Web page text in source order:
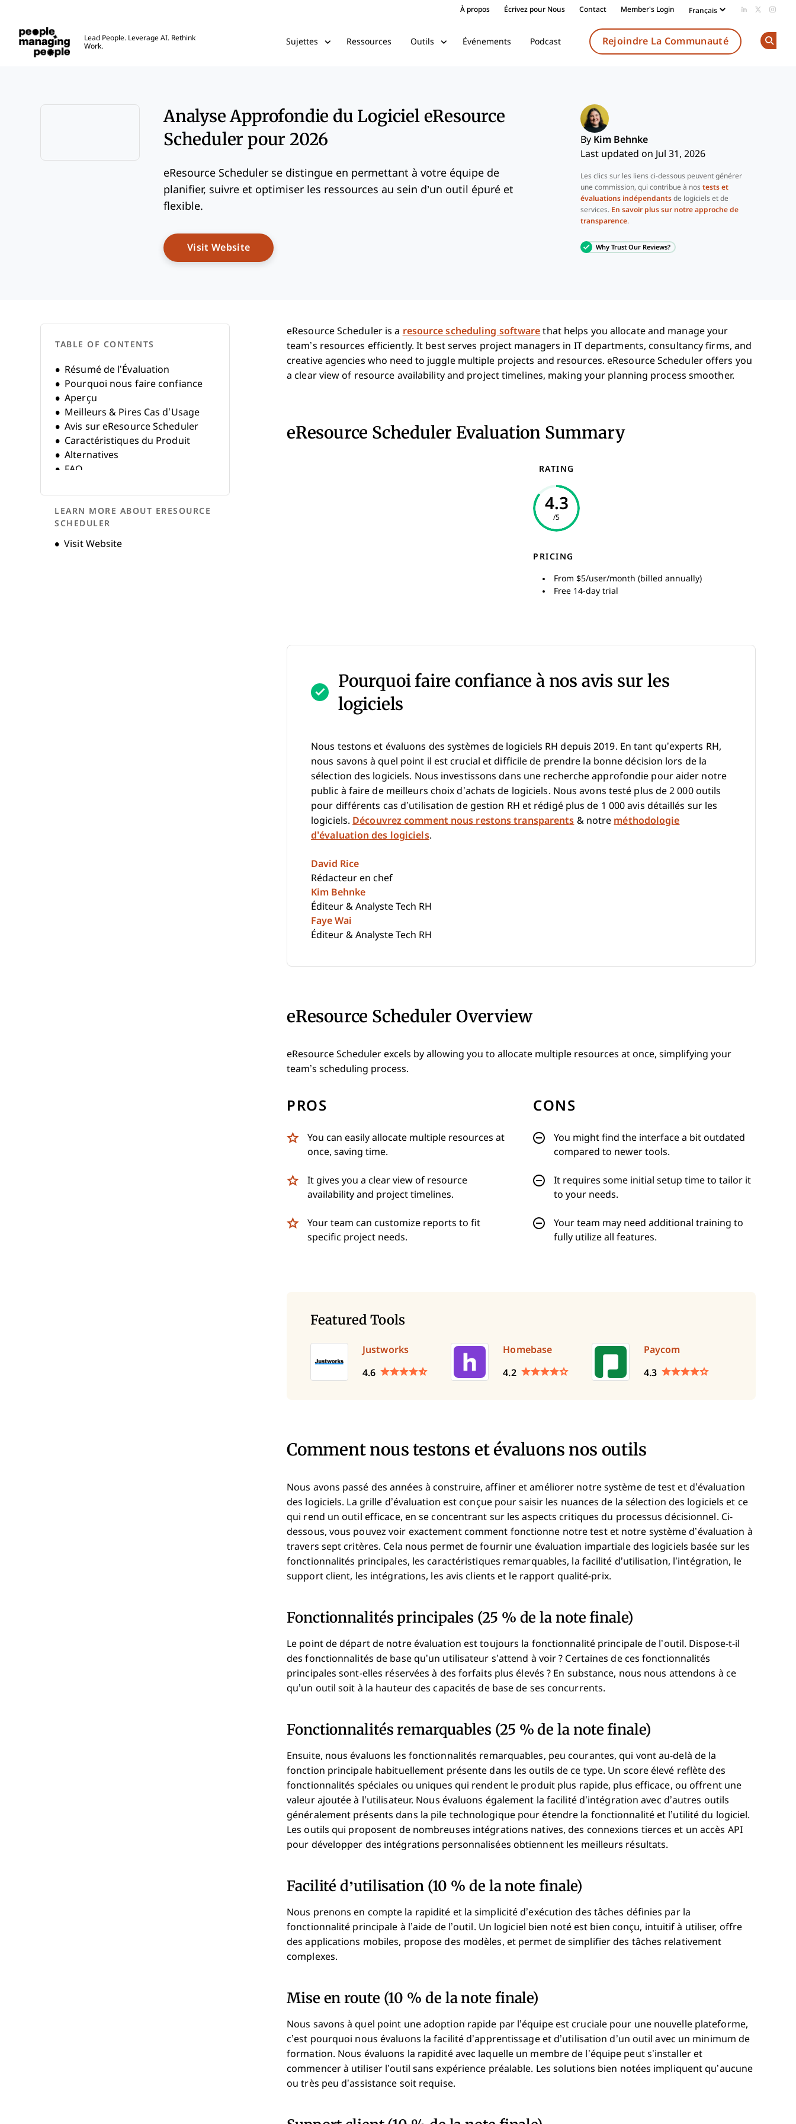
À propos Écrivez pour Nous Contact Member's Login Add us on
Follow
Lead People. Leverage AI. Rethink
Work.
Sujettes Ressources Outils Événements Podcast Rejoindre La Communauté
Analyse Approfondie du Logiciel eResource
Scheduler pour 2026
eResource Scheduler se distingue en permettant à votre équipe de
planifier, suivre et optimiser les ressources au sein d’un outil épuré et
flexible.
Visit WebsiteOpens New Window
By Kim Behnke
Last updated on Jul 31, 2026
Les clics sur les liens ci-dessous peuvent générer
une commission, qui contribue à nos tests et
évaluations indépendants de logiciels et de
services. En savoir plus sur notre approche de
transparence.
Why Trust Our Reviews?
TABLE OF CONTENTS
Résumé de l’Évaluation
Pourquoi nous faire confiance
Aperçu
Meilleurs & Pires Cas d’Usage
Avis sur eResource Scheduler
Caractéristiques du Produit
Alternatives
FAQ
LEARN MORE ABOUT ERESOURCE
SCHEDULER
Visit Website
Opens new window
eResource Scheduler is a resource scheduling software that helps you allocate and manage your
team’s resources efficiently. It best serves project managers in IT departments, consultancy firms, and
creative agencies who need to juggle multiple projects and resources. eResource Scheduler offers you
a clear view of resource availability and project timelines, making your planning process smoother.
eResource Scheduler Evaluation Summary
RATING
4.3
/5
PRICING
From $5/user/month (billed annually)
Free 14-day trial
Pourquoi faire confiance à nos avis sur les
logiciels
Nous testons et évaluons des systèmes de logiciels RH depuis 2019. En tant qu’experts RH,
nous savons à quel point il est crucial et difficile de prendre la bonne décision lors de la
sélection des logiciels. Nous investissons dans une recherche approfondie pour aider notre
public à faire de meilleurs choix d’achats de logiciels. Nous avons testé plus de 2 000 outils
pour différents cas d’utilisation de gestion RH et rédigé plus de 1 000 avis détaillés sur les
logiciels. Découvrez comment nous restons transparents & notre méthodologie
d’évaluation des logiciels.
David Rice
Rédacteur en chef
Kim Behnke
Éditeur & Analyste Tech RH
Faye Wai
Éditeur & Analyste Tech RH
eResource Scheduler Overview
eResource Scheduler excels by allowing you to allocate multiple resources at once, simplifying your
team’s scheduling process.
PROS
You can easily allocate multiple resources at
once, saving time.
It gives you a clear view of resource
availability and project timelines.
Your team can customize reports to fit
specific project needs.
CONS
You might find the interface a bit outdated
compared to newer tools.
It requires some initial setup time to tailor it
to your needs.
Your team may need additional training to
fully utilize all features.
Featured Tools
Justworks
4.6
Homebase
4.2
Paycom
4.3
Comment nous testons et évaluons nos outils
Nous avons passé des années à construire, affiner et améliorer notre système de test et d’évaluation
des logiciels. La grille d’évaluation est conçue pour saisir les nuances de la sélection des logiciels et ce
qui rend un outil efficace, en se concentrant sur les aspects critiques du processus décisionnel. Ci-
dessous, vous pouvez voir exactement comment fonctionne notre test et notre système d’évaluation à
travers sept critères. Cela nous permet de fournir une évaluation impartiale des logiciels basée sur les
fonctionnalités principales, les caractéristiques remarquables, la facilité d’utilisation, l’intégration, le
support client, les intégrations, les avis clients et le rapport qualité-prix.
Fonctionnalités principales (25 % de la note finale)
Le point de départ de notre évaluation est toujours la fonctionnalité principale de l’outil. Dispose-t-il
des fonctionnalités de base qu’un utilisateur s’attend à voir ? Certaines de ces fonctionnalités
principales sont-elles réservées à des forfaits plus élevés ? En substance, nous nous attendons à ce
qu’un outil soit à la hauteur des capacités de base de ses concurrents.
Fonctionnalités remarquables (25 % de la note finale)
Ensuite, nous évaluons les fonctionnalités remarquables, peu courantes, qui vont au-delà de la
fonction principale habituellement présente dans les outils de ce type. Un score élevé reflète des
fonctionnalités spéciales ou uniques qui rendent le produit plus rapide, plus efficace, ou offrent une
valeur ajoutée à l’utilisateur. Nous évaluons également la facilité d’intégration avec d’autres outils
généralement présents dans la pile technologique pour étendre la fonctionnalité et l’utilité du logiciel.
Les outils qui proposent de nombreuses intégrations natives, des connexions tierces et un accès API
pour développer des intégrations personnalisées obtiennent les meilleurs résultats.
Facilité d’utilisation (10 % de la note finale)
Nous prenons en compte la rapidité et la simplicité d’exécution des tâches définies par la
fonctionnalité principale à l’aide de l’outil. Un logiciel bien noté est bien conçu, intuitif à utiliser, offre
des applications mobiles, propose des modèles, et permet de simplifier des tâches relativement
complexes.
Mise en route (10 % de la note finale)
Nous savons à quel point une adoption rapide par l’équipe est cruciale pour une nouvelle plateforme,
c’est pourquoi nous évaluons la facilité d’apprentissage et d’utilisation d’un outil avec un minimum de
formation. Nous évaluons la rapidité avec laquelle un membre de l’équipe peut s’installer et
commencer à utiliser l’outil sans expérience préalable. Les solutions bien notées impliquent qu’aucune
ou très peu d’assistance soit requise.